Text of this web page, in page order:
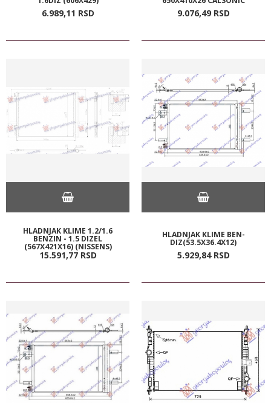
6.989,11 RSD 9.076,49 RSD
HLADNJAK KLIME 1.2/1.6
BENZIN - 1.5 DIZEL
(567X421X16) (NISSENS)
15.591,77 RSD
HLADNJAK KLIME BEN-
DIZ(53.5X36.4X12)
5.929,84 RSD